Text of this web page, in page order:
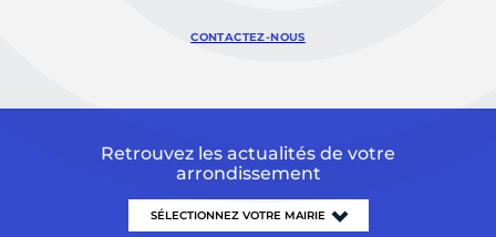
CONTACTEZ-NOUS
Retrouvez les actualités de votre
arrondissement